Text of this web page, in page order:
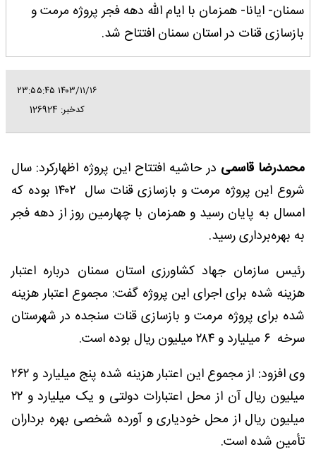
سمنان- ایانا- همزمان با ایام الله دهه فجر پروژه مرمت و
بازسازی قنات در استان سمنان افتتاح شد.
۱۴۰۳/۱۱/۱۶ ۲۳:۵۵:۴۵
کدخبر: 126924
محمدرضا قاسمی در حاشیه افتتاح این پروژه اظهارکرد: سال
شروع این پروژه مرمت و بازسازی قنات سال ۱۴۰۲ بوده که
امسال به پایان رسید و همزمان با چهارمین روز از دهه فجر
به بهره‌برداری رسید.
رئیس سازمان جهاد کشاورزی استان سمنان درباره اعتبار
هزینه شده برای اجرای این پروژه گفت: مجموع اعتبار هزینه
شده برای پروژه مرمت و بازسازی قنات سنجده در شهرستان
سرخه ۶ میلیارد و ۲۸۴ میلیون ریال بوده است.
وی افزود: از مجموع این اعتبار هزینه شده پنج میلیارد و ۲۶۲
میلیون ریال آن از محل اعتبارات دولتی و یک میلیارد و ۲۲
میلیون ریال از محل خودیاری و آورده شخصی بهره برداران
تأمین شده است.